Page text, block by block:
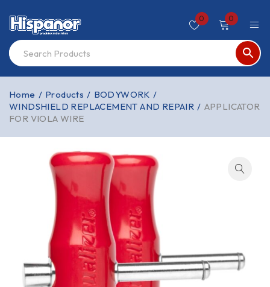
0 0
Home / Products / BODYWORK /
WINDSHIELD REPLACEMENT AND REPAIR / APPLICATOR
FOR VIOLA WIRE